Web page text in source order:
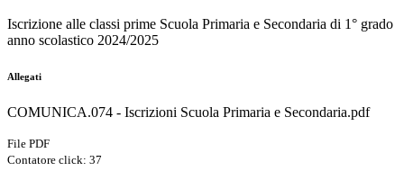
Iscrizione alle classi prime Scuola Primaria e Secondaria di 1° grado
anno scolastico 2024/2025
Allegati
COMUNICA.074 - Iscrizioni Scuola Primaria e Secondaria.pdf
File PDF
Contatore click: 37